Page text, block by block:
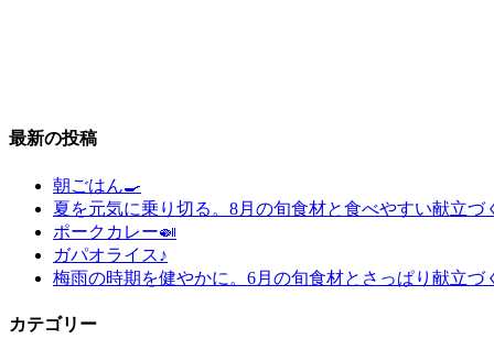
最新の投稿
朝ごはん🍳
夏を元気に乗り切る。8月の旬食材と食べやすい献立づ
ポークカレー🍛
ガパオライス♪
梅雨の時期を健やかに。6月の旬食材とさっぱり献立づ
カテゴリー